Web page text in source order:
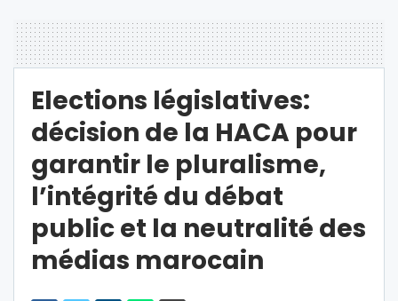
Elections législatives:
décision de la HACA pour
garantir le pluralisme,
l’intégrité du débat
public et la neutralité des
médias marocain